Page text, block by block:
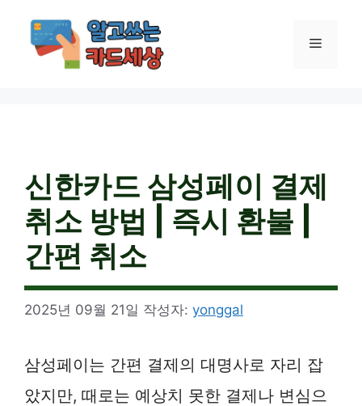
메
신한카드 삼성페이 결제
취소 방법 | 즉시 환불 |
간편 취소
2025년 09월 21일 작성자: yonggal
삼성페이는 간편 결제의 대명사로 자리 잡
았지만, 때로는 예상치 못한 결제나 변심으